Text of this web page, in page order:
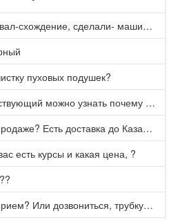
Подогнал сделать развал-схождение, сделали- машина уходит на право и колеса проверил все хорошо с атмосферами ужас как можно делать авто, не ужели не берегут свою репутацию, не советую.
пуховых подушек?
Номер телефона действующий можно узнать почему номер неправельный
Здравствуйте, есть в продаже? Есть доставка до Казани?
есть курсы и какая цена, ?
как к вам попасть на прием? Или дозвониться, трубку не берете.